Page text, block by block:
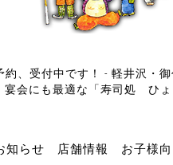
約、受付中です！ - 軽井沢・
宴会にも最適な「寿司処 ひ
知らせ 店舗情報 お子様